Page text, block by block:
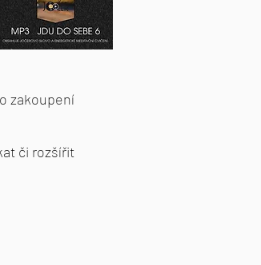
zakoupení
či rozšířit